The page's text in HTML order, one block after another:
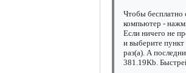
Чтобы бесплатно
компьютер -
Если ничего не
и выберите
раз(а). А
381.19Kb.